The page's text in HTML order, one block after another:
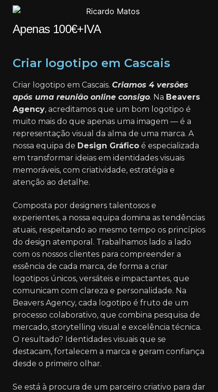
Apenas 100€+IVA
Criar logotipo em Cascais
Criar logotipo em Cascais. Criamos 4 versões
após uma reunião online consigo. Na Beavers
Agency, acreditamos que um bom logotipo é
muito mais do que apenas uma imagem — é a
representação visual da alma de uma marca. A
nossa equipa de Design Gráfico é especializada
em transformar ideias em identidades visuais
memoráveis, com criatividade, estratégia e
atenção ao detalhe.
Composta por designers talentosos e
experientes, a nossa equipa domina as tendências
atuais, respeitando ao mesmo tempo os princípios
do design atemporal. Trabalhamos lado a lado
com os nossos clientes para compreender a
essência de cada marca, de forma a criar
logotipos únicos, versáteis e impactantes, que
comunicam com clareza e personalidade. Na
Beavers Agency, cada logotipo é fruto de um
processo colaborativo, que combina pesquisa de
mercado, storytelling visual e excelência técnica.
O resultado? Identidades visuais que se
destacam, fortalecem a marca e geram confiança
desde o primeiro olhar.
Se está à procura de um parceiro criativo para dar